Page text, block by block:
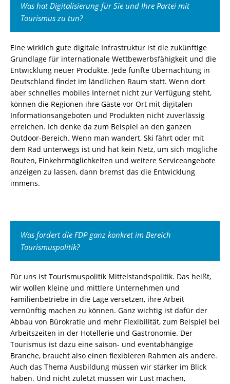
Was hat Digitalisierung für Sie und Ihre Partei mit
Tourismus zu tun?
Eine wirklich gute digitale Infrastruktur ist die zukünftige
Grundlage für internationale Wettbewerbsfähigkeit und die
Entwicklung neuer Produkte. Jede fünfte Übernachtung in
Deutschland findet im ländlichen Raum statt. Wenn dort
aber schnelles mobiles Internet nicht zur Verfügung steht,
können die Regionen ihre Gäste vor Ort mit digitalen
Informationsangeboten und Produkten nicht zuverlässig
erreichen. Ich denke da zum Beispiel an den ganzen
Outdoor-Bereich. Wenn man wandert, Ski fährt oder mit
dem Rad unterwegs ist und hat kein Netz, um sich mögliche
Routen, Einkehrmöglichkeiten und weitere Serviceangebote
anzeigen zu lassen, dann bremst das die Entwicklung
immens.
Was fordert die FDP ganz konkret im Bereich
Tourismuspolitik?
Für uns ist Tourismuspolitik Mittelstandspolitik. Das heißt,
wir wollen kleine und mittlere Unternehmen und
Familienbetriebe in die Lage versetzen, ihre Arbeit
vernünftig machen zu können. Ganz wichtig ist dafür der
Abbau von Bürokratie und mehr Flexibilität, zum Beispiel bei
Arbeitszeiten in der Hotellerie und Gastronomie. Der
Tourismus ist dazu eine saison- und eventabhängige
Branche, braucht also einen flexibleren Rahmen als andere.
Auch das Thema Ausbildung müssen wir stärker im Blick
haben. Und nicht zuletzt müssen wir Lust machen,